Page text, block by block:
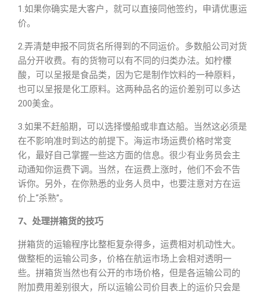
1.如果你确实是大客户，就可以直接同他签约，申请优惠运
价。
2.弄清楚申报不同货名所得到的不同运价。多数船公司对货
品分开收费。有的货物可以有不同的归类办法。如柠檬
酸，可以呈报是食品类，因为它是制作饮料的一种原料，
也可以呈报是化工原料。这两种品名的运价差别可以多达
200美金。
3.如果不赶船期，可以选择慢船或非直达船。当然这必须是
在不影响准时到达的前提下。海运市场运费价格时常变
化，最好自己掌握一些这方面的信息。很少有业务员会主
动通知你运费下调。当然，在运费上涨时，他们不会不告
诉你。另外，在你熟悉的业务人员中，也要注意对方在运
价上“杀熟”。
7、处理拼箱货的技巧
拼箱货的运输程序比整柜复杂得多，运费相对机动性大。
做整柜的运输公司多，价格在航运市场上会相对透明一
些。拼箱货当然也有公开的市场价格，但是各运输公司的
附加费用差别很大，所以运输公司价目表上的运价只会是